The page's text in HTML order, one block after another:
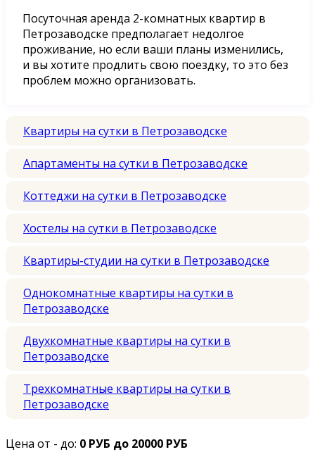
Посуточная аренда 2-комнатных квартир в
Петрозаводске предполагает недолгое
проживание, но если ваши планы изменились,
и вы хотите продлить свою поездку, то это без
проблем можно организовать.
Квартиры на сутки в Петрозаводске
Апартаменты на сутки в Петрозаводске
Коттеджи на сутки в Петрозаводске
Хостелы на сутки в Петрозаводске
Квартиры-студии на сутки в Петрозаводске
Однокомнатные квартиры на сутки в
Петрозаводске
Двухкомнатные квартиры на сутки в
Петрозаводске
Трехкомнатные квартиры на сутки в
Петрозаводске
Цена от - до: 0 РУБ до 20000 РУБ